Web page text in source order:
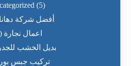
(5)
أفضل شركة
اعمال نجارة
بديل الخشب
تركيب جبس